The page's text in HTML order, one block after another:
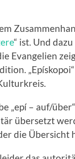
“ ist. Und dazu
Evangelien
„epí – auf/
übersetzt
die Übersicht